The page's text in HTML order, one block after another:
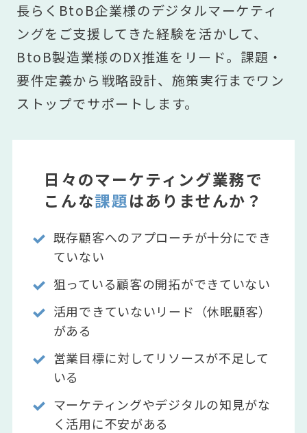
長らくBtoB企業様のデジタルマーケティ
ングをご支援してきた経験を活かして、
BtoB製造業様のDX推進をリード。課題・
要件定義から戦略設計、施策実行までワン
ストップでサポートします。
日々のマーケティング業務で
こんな課題はありませんか？
既存顧客へのアプローチが十分にでき
ていない
狙っている顧客の開拓ができていない
活用できていないリード（休眠顧客）
がある
営業目標に対してリソースが不足して
いる
マーケティングやデジタルの知見がな
く活用に不安がある